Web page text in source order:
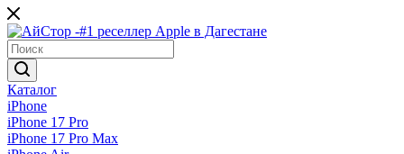
Каталог
iPhone
iPhone 17 Pro
iPhone 17 Pro Max